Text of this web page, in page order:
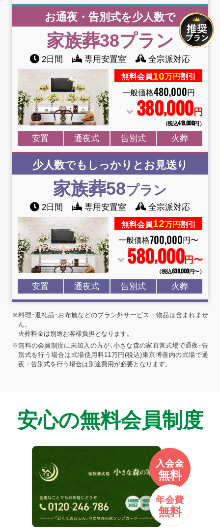
お通夜・告別式を少人数で
家族葬38プラン
2日間 専用安置室 全宗派対応
無料会員10万円割引
一般価格480,000円
380,000円
（税込418,000円）
安置 通夜式 告別式 火葬
少人数でもしっかりとお見送り
家族葬58プラン
2日間 専用安置室 全宗派対応
無料会員12万円割引
一般価格700,000円〜
580,000円〜
（税込638,000円〜）
安置 通夜式 告別式 火葬
※料理･返礼品･お布施などのプラン外サービス・物品は含まれませ
ん。
火葬料金は別途お客様負担となります。
※無料の会員制度に未加入の方が､小さな森の家直営式場で通夜･告
別式を行う場合は式場使用料11万円(税込)東京博善内の式場で通
夜・告別式を行う場合は別途費用が必要となります。
安心の無料会員制度
入会金
無料
年会費
無料